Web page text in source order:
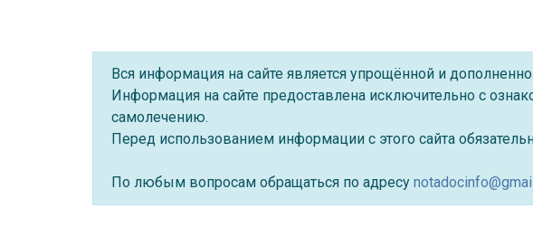
Вся информация на сайте является упрощённой и
Информация на сайте предоставлена исключительно с
самолечению.
Перед использованием информации с этого сайта
По любым вопросам обращаться по адресу